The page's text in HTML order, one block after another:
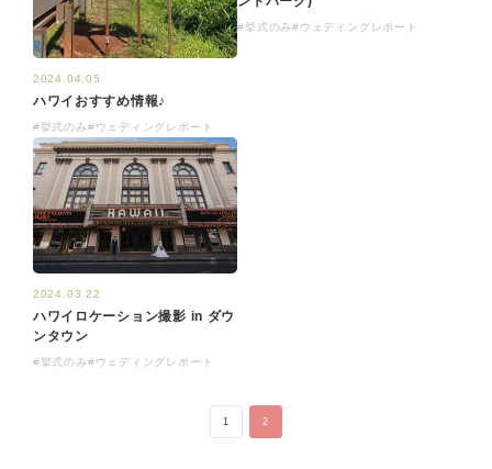
2024.04.05
ハワイおすすめ情報♪
#挙式のみ#ウェディングレポート
#挙式のみ#ウェディングレポート
2024.03.22
ハワイロケーション撮影 in ダウ
ンタウン
#挙式のみ#ウェディングレポート
1 2